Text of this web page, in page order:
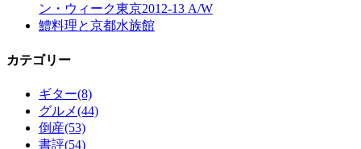
ン・ウィーク東京2012-13 A/W
鱧料理と京都水族館
カテゴリー
ギター(8)
グルメ(44)
倒産(53)
書評(54)